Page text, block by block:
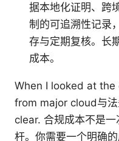
据本地化证明、跨
制的可追溯性记录
存与定期复核。长
成本。
When I looked at
from major cloud与
clear. 合规成本不是
杆。你需要一个明确